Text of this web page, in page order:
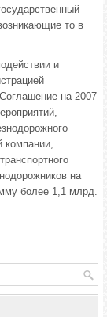
то в
и
на 2007
компании,
на
более 1,1 млрд.